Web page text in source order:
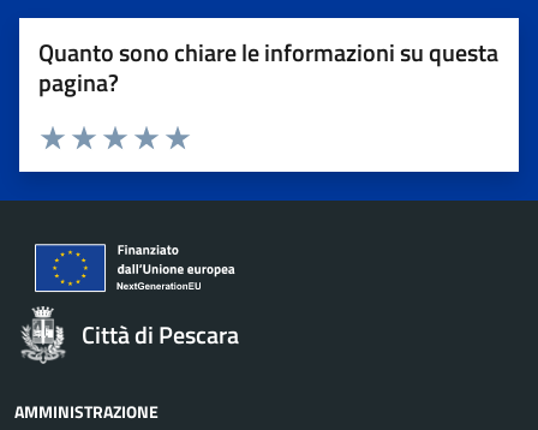
Quanto sono chiare le informazioni su questa
pagina?
Valuta 5 stelle su 5
Valuta 4 stelle su 5
Valuta 3 stelle su 5
Valuta 2 stelle su 5
Valuta 1 stelle su 5
Città di Pescara
AMMINISTRAZIONE